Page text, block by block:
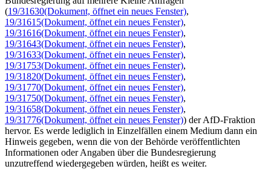
(19/31630(Dokument, öffnet ein neues Fenster),
19/31615(Dokument, öffnet ein neues Fenster),
19/31616(Dokument, öffnet ein neues Fenster),
19/31643(Dokument, öffnet ein neues Fenster),
19/31633(Dokument, öffnet ein neues Fenster),
19/31753(Dokument, öffnet ein neues Fenster),
19/31820(Dokument, öffnet ein neues Fenster),
19/31770(Dokument, öffnet ein neues Fenster),
19/31750(Dokument, öffnet ein neues Fenster),
19/31658(Dokument, öffnet ein neues Fenster),
19/31776(Dokument, öffnet ein neues Fenster)) der AfD-Fraktion
hervor. Es werde lediglich in Einzelfällen einem Medium dann ein
Hinweis gegeben, wenn die von der Behörde veröffentlichten
Informationen oder Angaben über die Bundesregierung
unzutreffend wiedergegeben würden, heißt es weiter.